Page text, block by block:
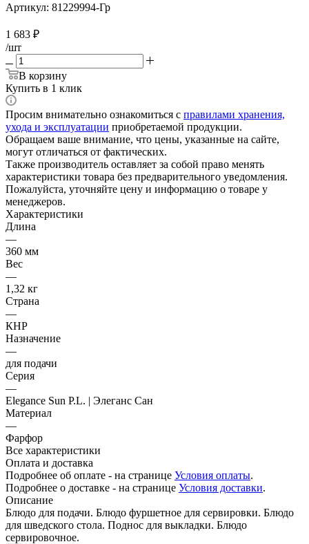
Артикул: 81229994-Гр
1 683 ₽
/шт
В корзину
Купить в 1 клик
Просим внимательно ознакомиться с правилами хранения,
ухода и эксплуатации приобретаемой продукции.
Обращаем ваше внимание, что цены, указанные на сайте,
могут отличаться от фактических.
Также производитель оставляет за собой право менять
характеристики товара без предварительного уведомления.
Пожалуйста, уточняйте цену и информацию о товаре у
менеджеров.
Характеристики
Длина
—
360 мм
Вес
—
1,32 кг
Страна
—
КНР
Назначение
—
для подачи
Серия
—
Elegance Sun P.L. | Элеганс Сан
Материал
—
Фарфор
Все характеристики
Оплата и доставка
Подробнее об оплате - на странице Условия оплаты.
Подробнее о доставке - на странице Условия доставки.
Описание
Блюдо для подачи. Блюдо фуршетное для сервировки. Блюдо
для шведского стола. Поднос для выкладки. Блюдо
сервировочное.